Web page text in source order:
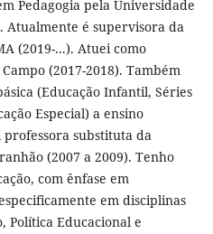
Pedagogia pela Universidade
Atualmente é supervisora da
(2019-...). Atuei como
(2017-2018). Também
(Educação Infantil, Séries
Especial) a ensino
professora substituta da
(2007 a 2009). Tenho
com ênfase em
em disciplinas
Política Educacional e